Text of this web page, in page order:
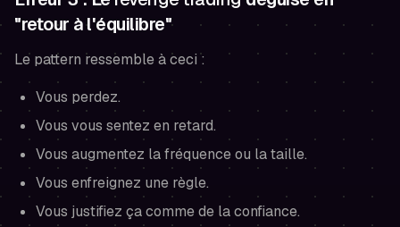
"retour à l'équilibre"
Le pattern ressemble à ceci :
Vous perdez.
Vous vous sentez en retard.
Vous augmentez la fréquence ou la taille.
Vous enfreignez une règle.
Vous justifiez ça comme de la confiance.